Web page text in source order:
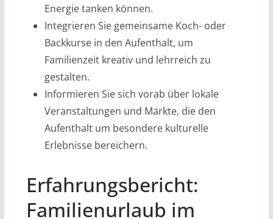
Energie tanken können.
Integrieren Sie gemeinsame Koch- oder
Backkurse in den Aufenthalt, um
Familienzeit kreativ und lehrreich zu
gestalten.
Informieren Sie sich vorab über lokale
Veranstaltungen und Märkte, die den
Aufenthalt um besondere kulturelle
Erlebnisse bereichern.
Erfahrungsbericht:
Familienurlaub im